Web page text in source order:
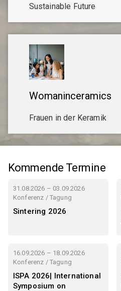
Sustainable Future
Womaninceramics
Frauen in der Keramik
Kommende Termine
31.08.2026 – 03.09.2026
Konferenz / Tagung
Sintering 2026
16.09.2026 – 18.09.2026
Konferenz / Tagung
ISPA 2026| International
Symposium on